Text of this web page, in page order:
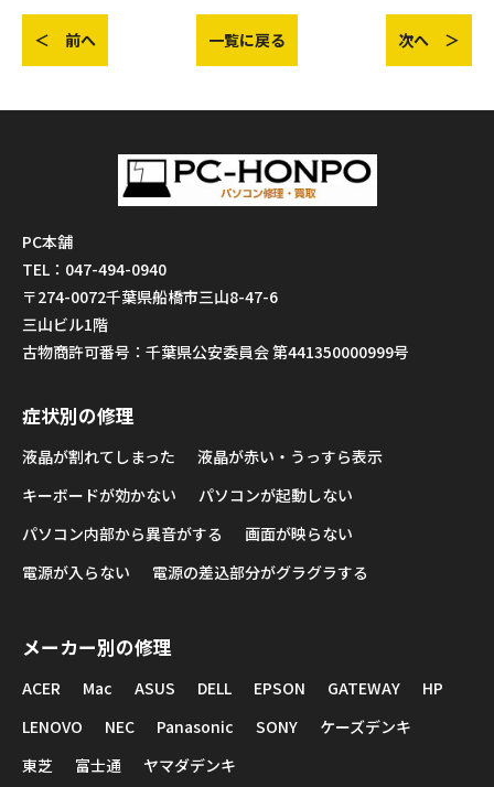
＜ 前へ 一覧に戻る 次へ ＞
PC本舗
TEL：047-494-0940
〒274-0072千葉県船橋市三山8-47-6
三山ビル1階
古物商許可番号：千葉県公安委員会 第441350000999号
症状別の修理
液晶が割れてしまった
液晶が赤い・うっすら表示
キーボードが効かない
パソコンが起動しない
パソコン内部から異音がする
画面が映らない
電源が入らない
電源の差込部分がグラグラする
メーカー別の修理
ACER Mac ASUS DELL EPSON GATEWAY
HP
LENOVO
NEC Panasonic SONY
ケーズデンキ
東芝
富士通 ヤマダデンキ